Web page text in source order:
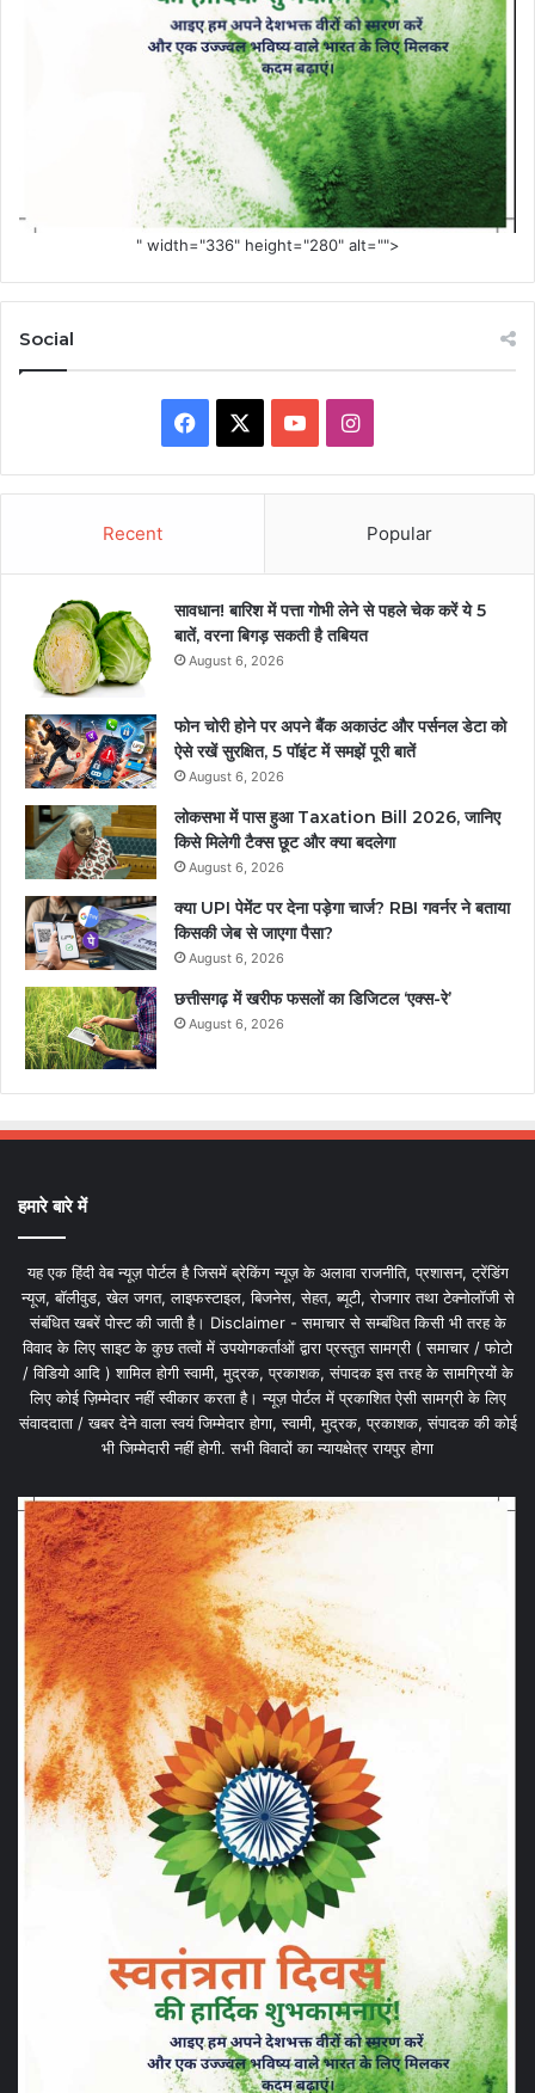
" width="336" height="280" alt="">
Social
Facebook YouTubeInstagram
Recent Popular
सावधान! बारिश में पत्ता गोभी लेने से पहले चेक करें ये 5
बातें, वरना बिगड़ सकती है तबियत
August 6, 2026
फोन चोरी होने पर अपने बैंक अकाउंट और पर्सनल डेटा को
ऐसे रखें सुरक्षित, 5 पॉइंट में समझें पूरी बातें
August 6, 2026
लोकसभा में पास हुआ Taxation Bill 2026, जानिए
किसे मिलेगी टैक्स छूट और क्या बदलेगा
August 6, 2026
क्या UPI पेमेंट पर देना पड़ेगा चार्ज? RBI गवर्नर ने बताया
किसकी जेब से जाएगा पैसा?
August 6, 2026
छत्तीसगढ़ में खरीफ फसलों का डिजिटल ‘एक्स-रे’
August 6, 2026
हमारे बारे में
यह एक हिंदी वेब न्यूज़ पोर्टल है जिसमें ब्रेकिंग न्यूज़ के अलावा राजनीति, प्रशासन, ट्रेंडिंग
न्यूज, बॉलीवुड, खेल जगत, लाइफस्टाइल, बिजनेस, सेहत, ब्यूटी, रोजगार तथा टेक्नोलॉजी से
संबंधित खबरें पोस्ट की जाती है। Disclaimer - समाचार से सम्बंधित किसी भी तरह के
विवाद के लिए साइट के कुछ तत्वों में उपयोगकर्ताओं द्वारा प्रस्तुत सामग्री ( समाचार / फोटो
/ विडियो आदि ) शामिल होगी स्वामी, मुद्रक, प्रकाशक, संपादक इस तरह के सामग्रियों के
लिए कोई ज़िम्मेदार नहीं स्वीकार करता है। न्यूज़ पोर्टल में प्रकाशित ऐसी सामग्री के लिए
संवाददाता / खबर देने वाला स्वयं जिम्मेदार होगा, स्वामी, मुद्रक, प्रकाशक, संपादक की कोई
भी जिम्मेदारी नहीं होगी. सभी विवादों का न्यायक्षेत्र रायपुर होगा